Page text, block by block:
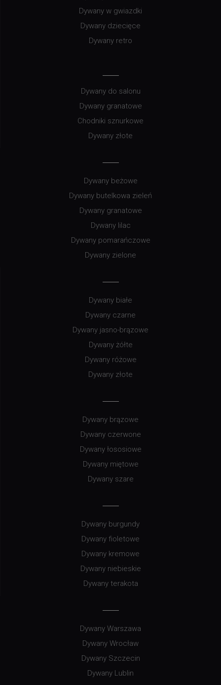
Dywany w gwiazdki
Dywany dziecięce
Dywany retro
Dywany do salonu
Dywany granatowe
Chodniki sznurkowe
Dywany złote
Dywany beżowe
Dywany butelkowa zieleń
Dywany granatowe
Dywany lilac
Dywany pomarańczowe
Dywany zielone
Dywany białe
Dywany czarne
Dywany jasno-brązowe
Dywany żółte
Dywany różowe
Dywany złote
Dywany brązowe
Dywany czerwone
Dywany łososiowe
Dywany miętowe
Dywany szare
Dywany burgundy
Dywany fioletowe
Dywany kremowe
Dywany niebieskie
Dywany terakota
Dywany Warszawa
Dywany Wrocław
Dywany Szczecin
Dywany Lublin